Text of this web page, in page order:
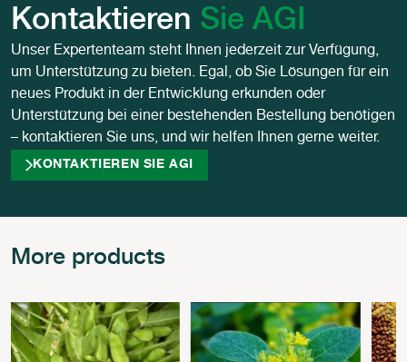
Kontaktieren Sie AGI
Unser Expertenteam steht Ihnen jederzeit zur Verfügung,
um Unterstützung zu bieten. Egal, ob Sie Lösungen für ein
neues Produkt in der Entwicklung erkunden oder
Unterstützung bei einer bestehenden Bestellung benötigen
– kontaktieren Sie uns, und wir helfen Ihnen gerne weiter.
KONTAKTIEREN SIE AGI
More products